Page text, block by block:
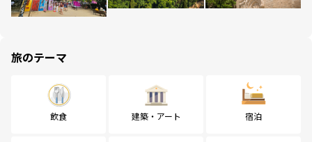
旅のテーマ
飲食 建築・アート 宿泊